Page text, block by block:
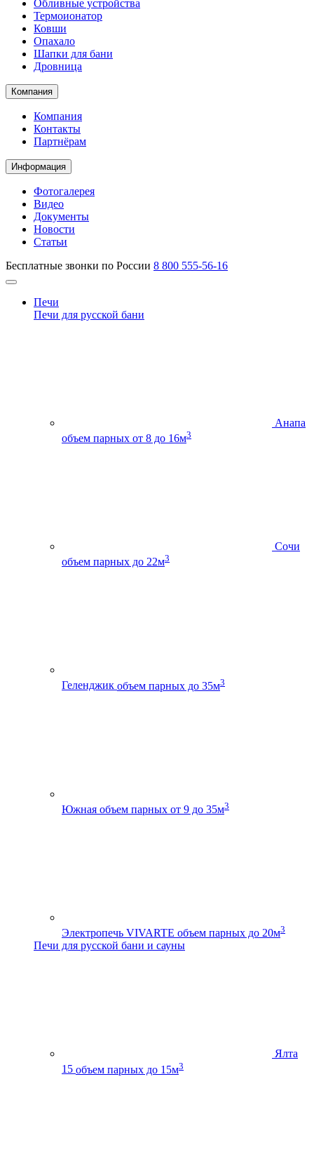
Обливные устройства
Термоионатор
Ковши
Опахало
Шапки для бани
Дровница
Компания
Компания
Контакты
Партнёрам
Информация
Фотогалерея
Видео
Документы
Новости
Статьи
Бесплатные звонки по России 8 800 555-56-16
Печи
Печи для русской бани
Анапа
объем парных от 8 до 16м3
Сочи
объем парных до 22м3
Геленджик объем парных до 35м3
Южная объем парных от 9 до 35м3
Электропечь VIVARTE объем парных до 20м3
Печи для русской бани и сауны
Ялта
15 объем парных до 15м3